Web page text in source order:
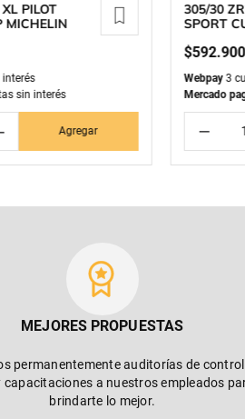
PILOT
MICHELIN
sin interés
Agregar
305/30
SPORT
$592.
Webpay 3
Mercado
－
MEJORES PROPUESTAS
permanentemente auditorías de
capacitaciones a nuestros empleados
brindarte lo mejor.